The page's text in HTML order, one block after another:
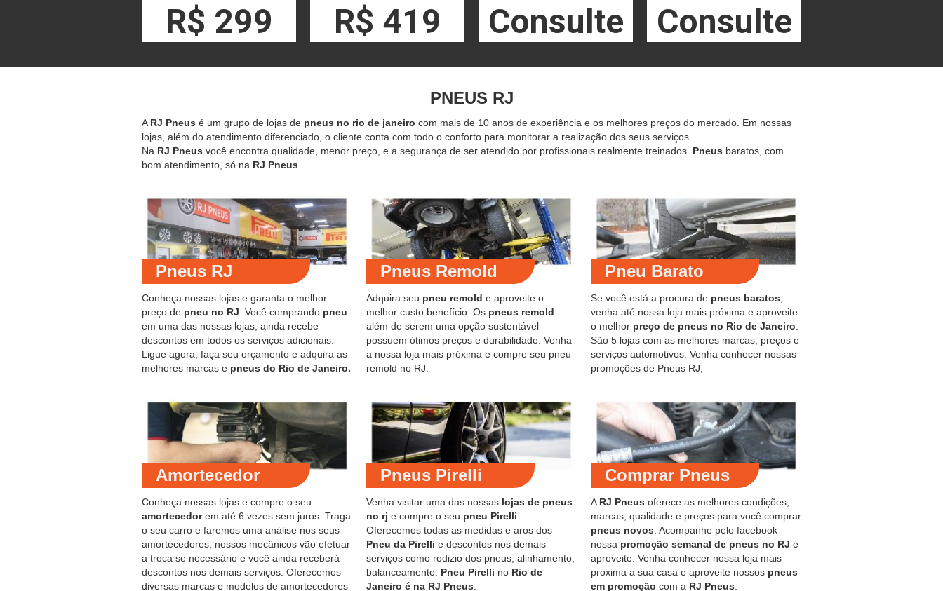
R$ 299 R$ 419 Consulte Consulte
PNEUS RJ
A RJ Pneus é um grupo de lojas de pneus no rio de janeiro com mais de 10 anos de experiência e os melhores preços do mercado. Em nossas
lojas, além do atendimento diferenciado, o cliente conta com todo o conforto para monitorar a realização dos seus serviços.
Na RJ Pneus você encontra qualidade, menor preço, e a segurança de ser atendido por profissionais realmente treinados. Pneus baratos, com
bom atendimento, só na RJ Pneus
Pneus RJ
Conheça nossas lojas e garanta o melhor
preço de pneu no RJ. Você comprando pneu
em uma das nossas lojas, ainda recebe
descontos em todos os serviços adicionais.
Ligue agora, faça seu orçamento e adquira as
melhores marcas e pneus do Rio de Janeiro.
Pneus Remold
Adquira seu pneu remold e aproveite o
melhor custo benefício. Os pneus remold
além de serem uma opção sustentável
possuem ótimos preços e durabilidade. Venha
a nossa loja mais próxima e compre seu pneu
remold no RJ.
Pneu Barato
Se você está a procura de pneus baratos,
venha até nossa loja mais próxima e aproveite
o melhor preço de pneus no Rio de Janeiro.
São 5 lojas com as melhores marcas, preços e
serviços automotivos. Venha conhecer nossas
promoções de Pneus RJ,
Amortecedor
Conheça nossas lojas e compre o seu
amortecedorem até 6 vezes sem juros. Traga
o seu carro e faremos uma análise nos seus
amortecedores, nossos mecânicos vão efetuar
a troca se necessário e você ainda receberá
descontos nos demais serviços. Oferecemos
diversas marcas e modelos de amortecedores
Pneus Pirelli
Venha visitar uma das nossas lojas de pneus
no rj e compre o seu pneu Pirelli
Oferecemos todas as medidas e aros dos
Pneu da Pirelli e descontos nos demais
serviços como rodizio dos pneus, alinhamento,
balanceamento. Pneu Pirelli no Rio de
Janeiro é na RJ Pneus
Comprar Pneus
A RJ Pneus oferece as melhores condições,
marcas, qualidade e preços para você comprar
pneus novos . Acompanhe pelo facebook
nossa promoção semanal de pneus no RJ e
aproveite. Venha conhecer nossa loja mais
proxima a sua casa e aproveite nossos pneus
em promoção com a RJ Pneus